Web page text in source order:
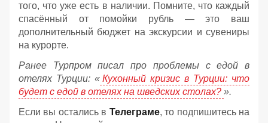
того, что уже есть в наличии. Помните, что каждый
спасённый от помойки рубль — это ваш
дополнительный бюджет на экскурсии и сувениры
на курорте.
Ранее Турпром писал про проблемы с едой в
отелях Турции: « Кухонный кризис в Турции: что
будет с едой в отелях на шведских столах? ».
Если вы остались в Телеграме, то подпишитесь на